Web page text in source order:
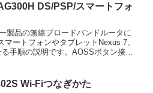
DS/PSP/スマートフォ
製品の無線ブロードバンドルータに
ートフォンやタブレットNexus 7、
手順の説明です。AOSSボタン接続
Wi-Fiつなぎかた